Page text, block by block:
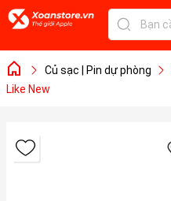
Củ sạc | Pin dự phòng
Like New